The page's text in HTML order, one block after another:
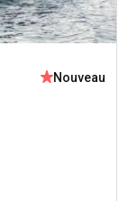
Nouveau